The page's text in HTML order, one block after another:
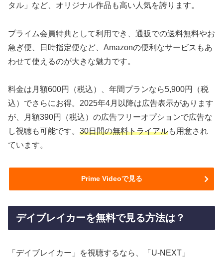
タル」など、オリジナル作品も高い人気を誇ります。
プライム会員特典として利用でき、通販での送料無料やお
急ぎ便、日時指定便など、Amazonの便利なサービスもあ
わせて使えるのが大きな魅力です。
料金は月額600円（税込）、年間プランなら5,900円（税
込）でさらにお得。2025年4月以降は広告表示があります
が、月額390円（税込）の広告フリーオプションで広告な
し視聴も可能です。 30日間の無料トライアルも用意され
ています。
Prime Videoで見る
デイブレイカーを無料で見る方法は？
「デイブレイカー」を視聴するなら、「U-NEXT」